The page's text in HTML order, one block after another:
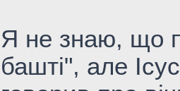
Я не знаю, що
башті", але